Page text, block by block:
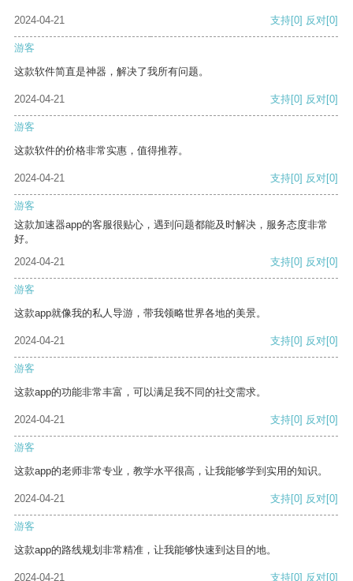
2024-04-21 支持[0] 反对[0]
游客
这款软件简直是神器，解决了我所有问题。
2024-04-21 支持[0] 反对[0]
游客
这款软件的价格非常实惠，值得推荐。
2024-04-21 支持[0] 反对[0]
游客
这款加速器app的客服很贴心，遇到问题都能及时解决，服务态度非常
好。
2024-04-21
支持[0] 反对[0]
游客
这款app就像我的私人导游，带我领略世界各地的美景。
2024-04-21 支持[0] 反对[0]
游客
这款app的功能非常丰富，可以满足我不同的社交需求。
2024-04-21 支持[0] 反对[0]
游客
这款app的老师非常专业，教学水平很高，让我能够学到实用的知识。
2024-04-21 支持[0] 反对[0]
游客
这款app的路线规划非常精准，让我能够快速到达目的地。
2024-04-21 支持[0] 反对[0]